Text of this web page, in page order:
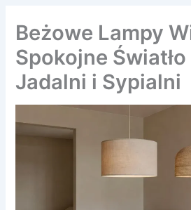
Beżowe Lampy
Spokojne
Jadalni i Sypialni